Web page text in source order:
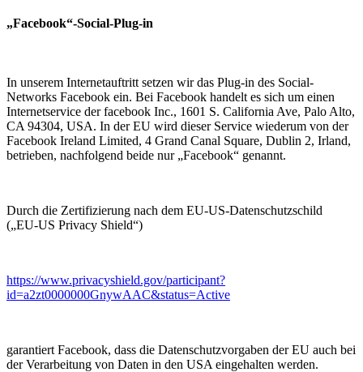
„Facebook“-Social-Plug-in
In unserem Internetauftritt setzen wir das Plug-in des Social-
Networks Facebook ein. Bei Facebook handelt es sich um einen
Internetservice der facebook Inc., 1601 S. California Ave, Palo Alto,
CA 94304, USA. In der EU wird dieser Service wiederum von der
Facebook Ireland Limited, 4 Grand Canal Square, Dublin 2, Irland,
betrieben, nachfolgend beide nur „Facebook“ genannt.
Durch die Zertifizierung nach dem EU-US-Datenschutzschild
(„EU-US Privacy Shield“)
https://www.privacyshield.gov/participant?
id=a2zt0000000GnywAAC&status=Active
garantiert Facebook, dass die Datenschutzvorgaben der EU auch bei
der Verarbeitung von Daten in den USA eingehalten werden.